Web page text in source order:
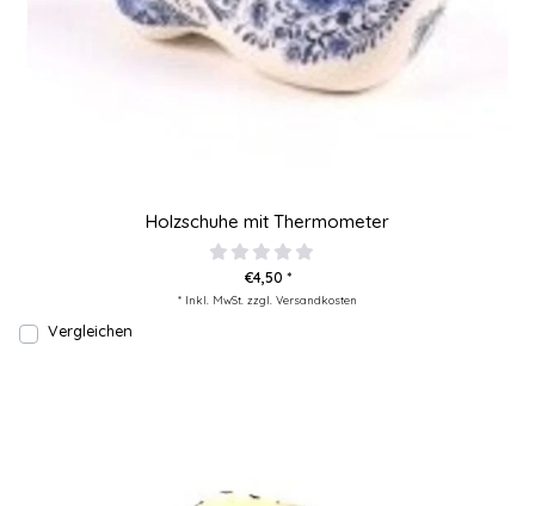
Holzschuhe mit Thermometer
€4,50 *
* Inkl. MwSt. zzgl. Versandkosten
Vergleichen